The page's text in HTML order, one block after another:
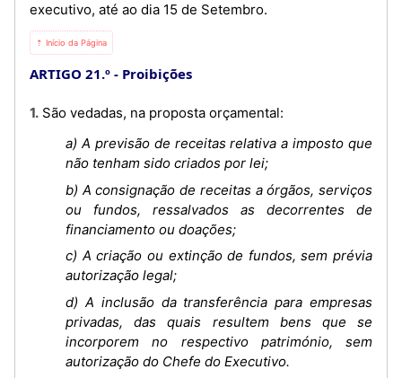
executivo, até ao dia 15 de Setembro.
⇡ Início da Página
ARTIGO 21.º Proibições
1. São vedadas, na proposta orçamental:
a) A previsão de receitas relativa a imposto que
não tenham sido criados por lei;
b) A consignação de receitas a órgãos, serviços
ou fundos, ressalvados as decorrentes de
financiamento ou doações;
c) A criação ou extinção de fundos, sem prévia
autorização legal;
d) A inclusão da transferência para empresas
privadas, das quais resultem bens que se
incorporem no respectivo património, sem
autorização do Chefe do Executivo.